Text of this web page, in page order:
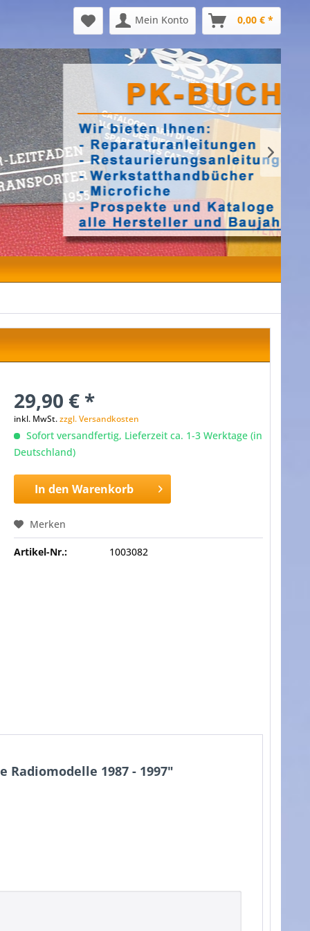
Mein Konto 0,00 € *
29,90 € *
inkl. MwSt.zzgl. Versandkosten
Sofort versandfertig, Lieferzeit ca. 1-3 Werktage (in
Deutschland)
In den Warenkorb
Merken
Artikel-Nr.: 1003082
1987 - 1997"